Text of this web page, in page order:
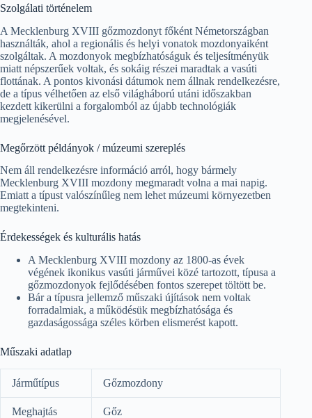
Szolgálati történelem
A Mecklenburg XVIII gőzmozdonyt főként Németországban
használták, ahol a regionális és helyi vonatok mozdonyaiként
szolgáltak. A mozdonyok megbízhatóságuk és teljesítményük
miatt népszerűek voltak, és sokáig részei maradtak a vasúti
flottának. A pontos kivonási dátumok nem állnak rendelkezésre,
de a típus vélhetően az első világháború utáni időszakban
kezdett kikerülni a forgalomból az újabb technológiák
megjelenésével.
Megőrzött példányok / múzeumi szereplés
Nem áll rendelkezésre információ arról, hogy bármely
Mecklenburg XVIII mozdony megmaradt volna a mai napig.
Emiatt a típust valószínűleg nem lehet múzeumi környezetben
megtekinteni.
Érdekességek és kulturális hatás
A Mecklenburg XVIII mozdony az 1800-as évek
végének ikonikus vasúti járművei közé tartozott, típusa a
gőzmozdonyok fejlődésében fontos szerepet töltött be.
Bár a típusra jellemző műszaki újítások nem voltak
forradalmiak, a működésük megbízhatósága és
gazdaságossága széles körben elismerést kapott.
Műszaki adatlap
Járműtípus Gőzmozdony
Meghajtás Gőz